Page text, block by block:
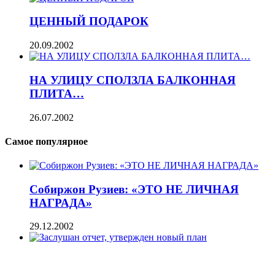
ЦЕННЫЙ ПОДАРОК
20.09.2002
НА УЛИЦУ СПОЛЗЛА БАЛКОННАЯ
ПЛИТА…
26.07.2002
Самое популярное
Собиржон Рузиев: «ЭТО НЕ ЛИЧНАЯ
НАГРАДА»
29.12.2002